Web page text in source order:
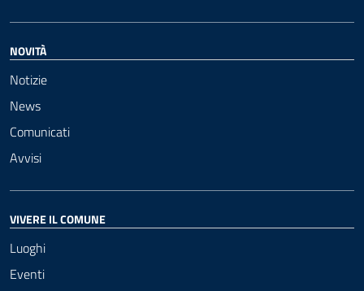
NOVITÀ
Notizie
News
Comunicati
Avvisi
VIVERE IL COMUNE
Luoghi
Eventi